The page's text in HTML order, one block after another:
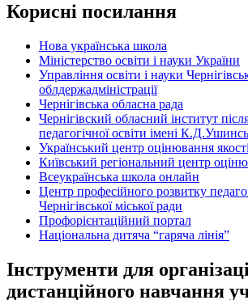
Корисні посилання
Нова українська школа
Міністерство освіти і науки України
Управління освіти і науки
облдержадміністрації
Чернігівська обласна рада
Чернігівский обласний інститут
педагогічної освіти імені
Український центр оцінювання
Київський регіональний центр
Всеукраїнська школа онлайн
Центр професійного розвитку
Чернігівської міської ради
Профорієнтаційний портал
Національна дитяча “гаряча лінія”
Інструменти для
дистанційного навчання